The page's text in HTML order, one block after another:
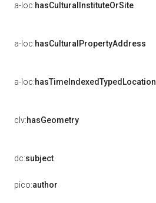
a-loc:hasCulturalInstituteOrSite
a-loc:hasCulturalPropertyAddress
a-loc:hasTimeIndexedTypedLocation
clv:hasGeometry
dc:subject
pico:author